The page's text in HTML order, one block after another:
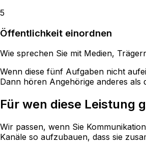
5
Öffentlichkeit einordnen
Wie sprechen Sie mit Medien,
Wenn diese fünf Aufgaben nicht
Dann hören Angehörige anderes
Für wen diese Leistung
Wir passen, wenn Sie
Kanäle so aufzubauen, dass sie